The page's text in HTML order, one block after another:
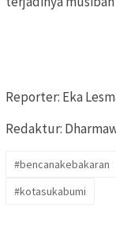
Reporter: Eka
Redaktur:
#bencanakebakaran
#kotasukabumi